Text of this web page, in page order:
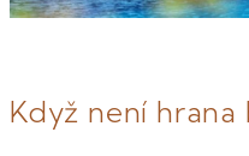
Když není